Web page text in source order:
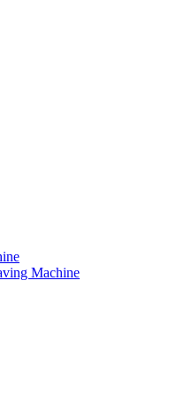
Machine